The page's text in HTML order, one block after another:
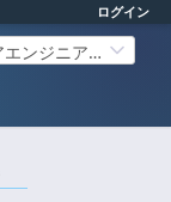
ログイン
ソフトウェアエンジニアリング